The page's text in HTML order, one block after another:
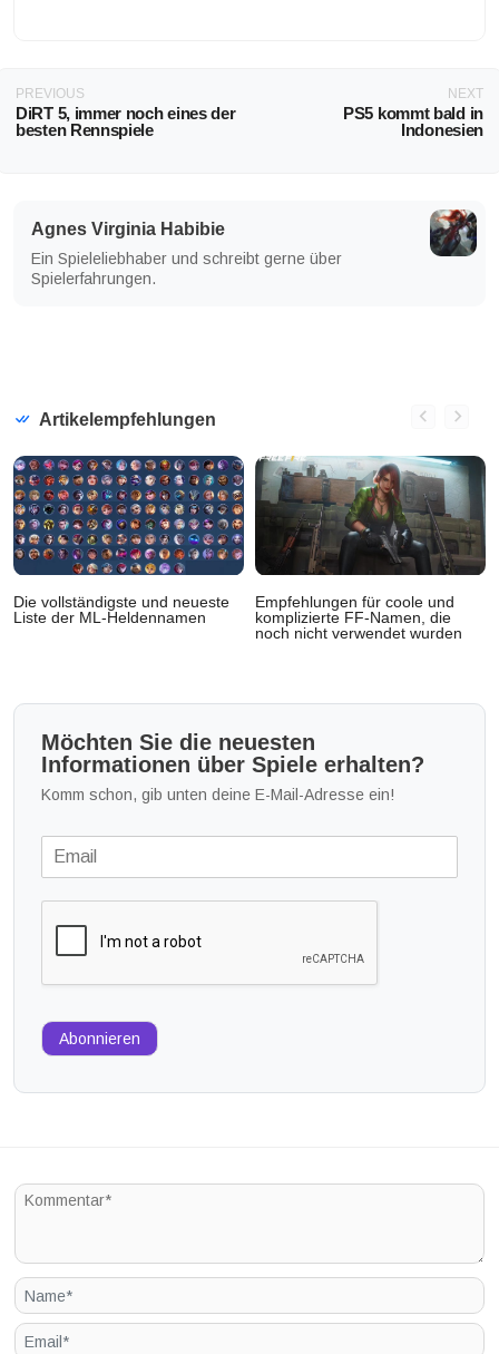
PREVIOUS
DiRT 5, immer noch eines der
besten Rennspiele
NEXT
PS5 kommt bald in
Indonesien
Agnes Virginia Habibie
Ein Spieleliebhaber und schreibt gerne über
Spielerfahrungen.
Artikelempfehlungen
Die vollständigste und neueste
Liste der ML-Heldennamen
Empfehlungen für coole und
komplizierte FF-Namen, die
noch nicht verwendet wurden
Möchten Sie die neuesten
Informationen über Spiele erhalten?
Komm schon, gib unten deine E-Mail-Adresse ein!
Abonnieren